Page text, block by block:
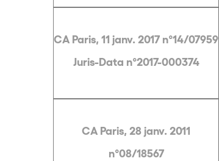
CA Paris, 11 janv. 2017 n°14/07959
Juris-Data n°2017-000374
CA Paris, 28 janv. 2011
n°08/18567